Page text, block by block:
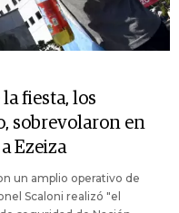
fiesta, los
sobrevolaron en
Ezeiza
un amplio operativo de
Scaloni realizó "el